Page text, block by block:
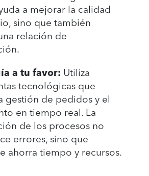
a mejorar la calidad
sino que también
relación de
a tu favor: Utiliza
tecnológicas que
gestión de pedidos y el
en tiempo real. La
de los procesos no
errores, sino que
ahorra tiempo y recursos.